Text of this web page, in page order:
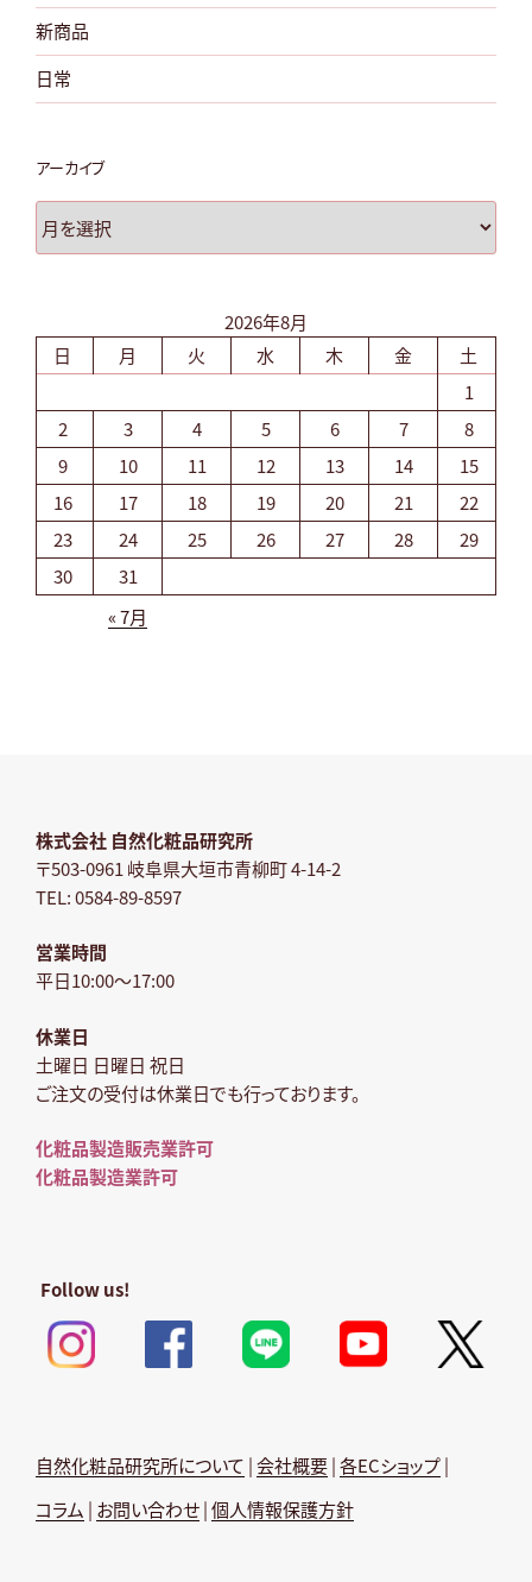
新商品
日常
アーカイブ
ー
2026年8月
日
月 火 水 木 金
土
1
2
3 4 5 6 7
8
9
10 11 12 13 14
15
16
17 18 19 20 21
22
23
24 25 26 27 28
29
30
31
« 7月
株式会社 自然化粧品研究所
〒503-0961 岐阜県大垣市青柳町 4-14-2
TEL: 0584-89-8597
営業時間
平日10:00～17:00
休業日
土曜日 日曜日 祝日
ご注文の受付は休業日でも行っております。
化粧品製造販売業許可
化粧品製造業許可
Follow us!
自然化粧品研究所について |会社概要|各ECショップ|
コラム | お問い合わせ|個人情報保護方針